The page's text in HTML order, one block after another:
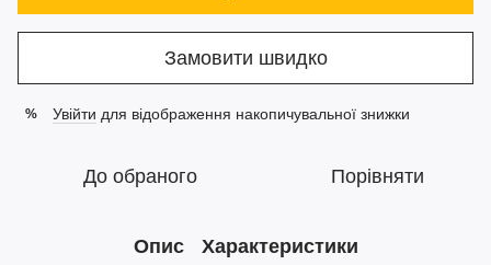
Замовити швидко
% Увійти для відображення накопичувальної знижки
До обраного Порівняти
Опис Характеристики